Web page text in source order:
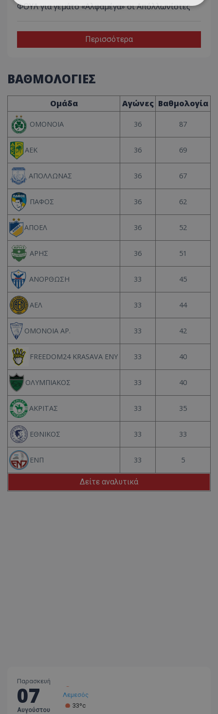
Παρασκευή
07
Αυγούστου
Λεμεσός
33ºc
ΦΟΥΛ για γεμάτο «Αλφαμέγα» οι Απόλλωνίστες
Περισσότερα
ΒΑΘΜΟΛΟΓΙΕΣ
Ομάδα Αγώνες Βαθμολογία
ΟΜΟΝΟΙΑ 36 87
ΑΕΚ 36 69
ΑΠΟΛΛΩΝΑΣ 36 67
ΠΑΦΟΣ 36 62
ΑΠΟΕΛ 36 52
ΑΡΗΣ 36 51
ΑΝΟΡΘΩΣΗ 33 45
ΑΕΛ 33 44
ΟΜΟΝΟΙΑ ΑΡ. 33 42
FREEDOM24 KRASAVA ΕΝΥ 33 40
ΟΛΥΜΠΙΑΚΟΣ 33 40
ΑΚΡΙΤΑΣ 33 35
ΕΘΝΙΚΟΣ 33 33
ΕΝΠ 33 5
Δείτε αναλυτικά